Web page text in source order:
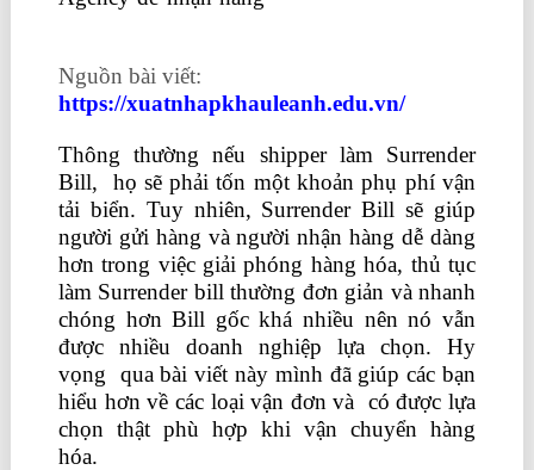
Nguồn bài viết:
https://xuatnhapkhauleanh.edu.vn/
Thông thường nếu shipper làm Surrender
Bill, họ sẽ phải tốn một khoản phụ phí vận
tải biển. Tuy nhiên, Surrender Bill sẽ giúp
người gửi hàng và người nhận hàng dễ dàng
hơn trong việc giải phóng hàng hóa, thủ tục
làm Surrender bill thường đơn giản và nhanh
chóng hơn Bill gốc khá nhiều nên nó vẫn
được nhiều doanh nghiệp lựa chọn. Hy
vọng qua bài viết này mình đã giúp các bạn
hiểu hơn về các loại vận đơn và có được lựa
chọn thật phù hợp khi vận chuyển hàng
hóa.